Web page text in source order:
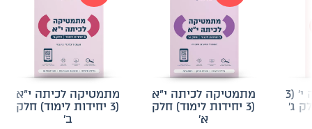
מתמטיקה לכיתה י׳ (3
ג׳
מתמטיקה לכיתה י״א
(3 יחידות לימוד) חלק
א׳
מתמטיקה לכיתה י״א
(3 יחידות לימוד) חלק
ב׳